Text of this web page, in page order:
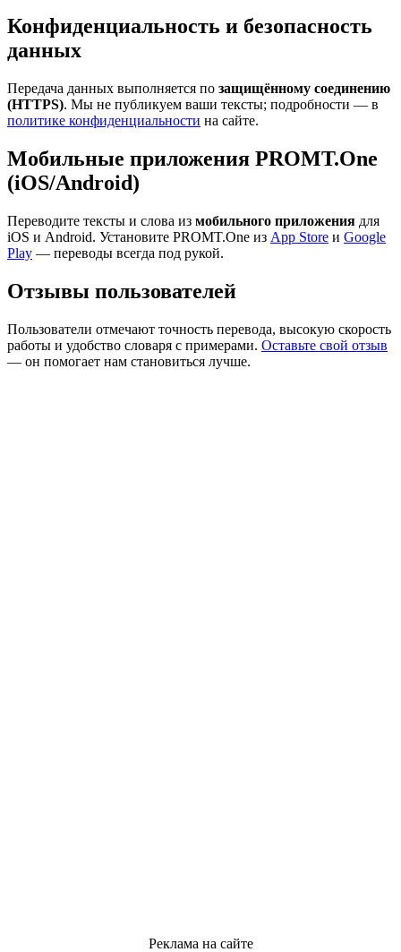
Конфиденциальность и безопасность
данных
Передача данных выполняется по защищённому соединению
(HTTPS). Мы не публикуем ваши тексты; подробности — в
политике конфиденциальности на сайте.
Мобильные приложения PROMT.One
(iOS/Android)
Переводите тексты и слова из мобильного приложения для
iOS и Android. Установите PROMT.One из App Store и Google
Play — переводы всегда под рукой.
Отзывы пользователей
Пользователи отмечают точность перевода, высокую скорость
работы и удобство словаря с примерами. Оставьте свой отзыв
— он помогает нам становиться лучше.
Реклама на сайте